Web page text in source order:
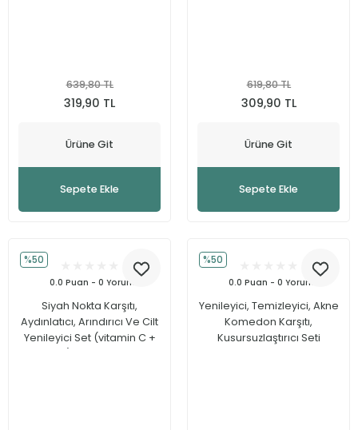
Hyalüronik Asit
639,80 TL
319,90 TL
Ürüne Git
Sepete Ekle
619,80 TL
309,90 TL
Ürüne Git
Sepete Ekle
%50
0.0 Puan - 0 Yorum
Siyah Nokta Karşıtı,
Aydınlatıcı, Arındırıcı Ve Cilt
Yenileyici Set (vitamin C +
%50
0.0 Puan - 0 Yorum
Yenileyici, Temizleyici, Akne
Komedon Karşıtı,
Kusursuzlaştırıcı Seti